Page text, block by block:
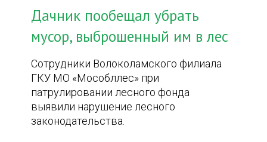
Дачник пообещал убрать
мусор, выброшенный им в лес
Сотрудники Волоколамского филиала
ГКУ МО «Мособллес» при
патрулировании лесного фонда
выявили нарушение лесного
законодательства.